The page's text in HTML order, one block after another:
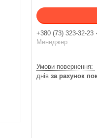
+380 (73) 323-32-23
Менеджер
днів за рахунок